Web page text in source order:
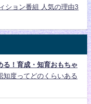
ション番組 人気の理由3
る！育成・知育おもちゃ
知度ってどのくらいある